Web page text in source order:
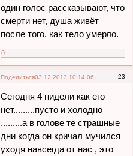
один голос рассказывают, что
смерти нет, душа живёт
после того, как тело умерло.
0
Поделиться 23
03.12.2013 10:14:06
Сегодня 4 нидели как его
нет.........пусто и холодно
.........а в голове те страшные
дни когда он кричал мучился
уходя навсегда от нас , это